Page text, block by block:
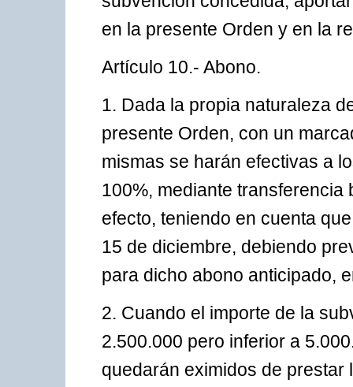
en la presente Orden y en la
Artículo 10.- Abono.
1. Dada la propia naturaleza
presente Orden, con un
mismas se harán efectivas a
100%, mediante
efecto, teniendo en cuenta
15 de diciembre, debiendo
para dicho abono anticipado,
2. Cuando el importe de la
2.500.000 pero inferior a
quedarán eximidos de